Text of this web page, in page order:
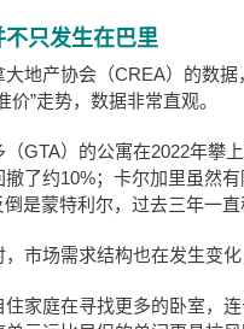
只发生在巴里
大地产协会（CREA）的数
价”走势，数据非常直观。
（GTA）的公寓在2022年攀
撤了约10%；卡尔加里虽然
是蒙特利尔，过去三年一直
市场需求结构也在发生变化
住家庭在寻找更多的卧室，